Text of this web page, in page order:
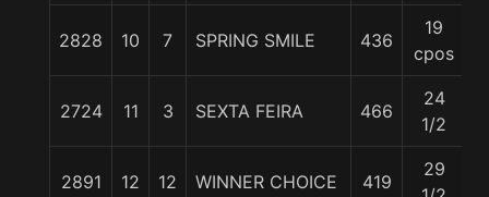
2828 10 7 SPRING SMILE 436
19
cpos
2724 11 3 SEXTA FEIRA 466
24
1/2
2891 12 12 WINNER CHOICE 419
29